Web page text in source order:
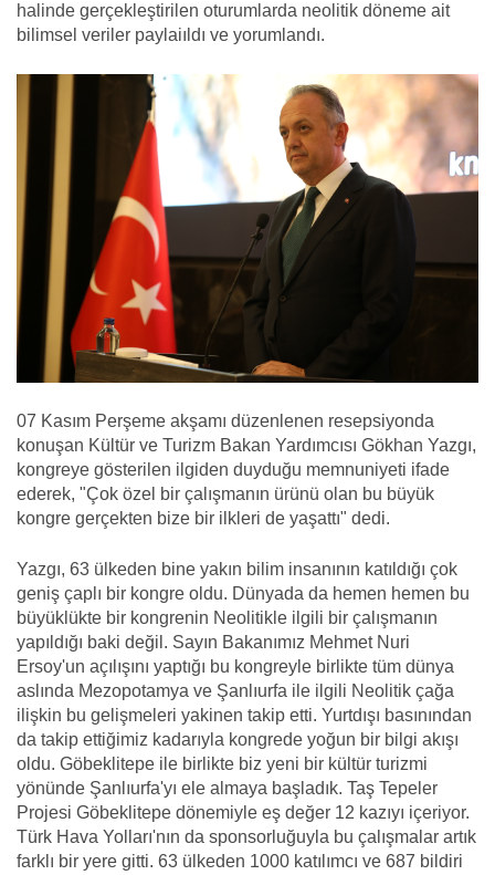
halinde gerçekleştirilen oturumlarda neolitik döneme ait
bilimsel veriler paylaiıldı ve yorumlandı.
07 Kasım Perşeme akşamı düzenlenen resepsiyonda
konuşan Kültür ve Turizm Bakan Yardımcısı Gökhan Yazgı,
kongreye gösterilen ilgiden duyduğu memnuniyeti ifade
ederek, "Çok özel bir çalışmanın ürünü olan bu büyük
kongre gerçekten bize bir ilkleri de yaşattı" dedi.
Yazgı, 63 ülkeden bine yakın bilim insanının katıldığı çok
geniş çaplı bir kongre oldu. Dünyada da hemen hemen bu
büyüklükte bir kongrenin Neolitikle ilgili bir çalışmanın
yapıldığı baki değil. Sayın Bakanımız Mehmet Nuri
Ersoy'un açılışını yaptığı bu kongreyle birlikte tüm dünya
aslında Mezopotamya ve Şanlıurfa ile ilgili Neolitik çağa
ilişkin bu gelişmeleri yakinen takip etti. Yurtdışı basınından
da takip ettiğimiz kadarıyla kongrede yoğun bir bilgi akışı
oldu. Göbeklitepe ile birlikte biz yeni bir kültür turizmi
yönünde Şanlıurfa'yı ele almaya başladık. Taş Tepeler
Projesi Göbeklitepe dönemiyle eş değer 12 kazıyı içeriyor.
Türk Hava Yolları'nın da sponsorluğuyla bu çalışmalar artık
farklı bir yere gitti. 63 ülkeden 1000 katılımcı ve 687 bildiri